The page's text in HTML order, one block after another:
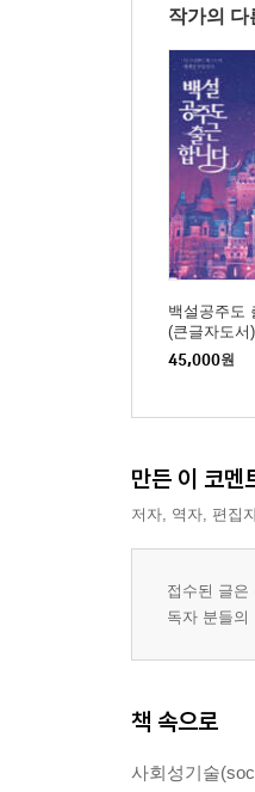
작가의 다
백설공주도
(큰글자도서)
45,000원
만든 이 코멘
저자, 역자, 편집
접수된 글은
독자 분들의
책 속으로
사회성기술